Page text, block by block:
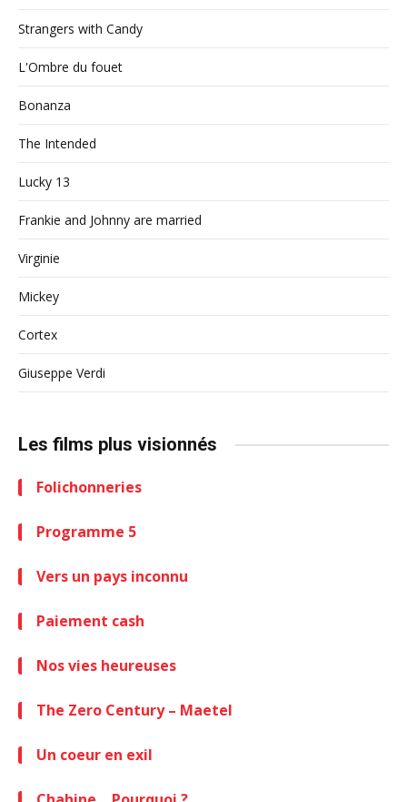
Strangers with Candy
L'Ombre du fouet
Bonanza
The Intended
Lucky 13
Frankie and Johnny are married
Virginie
Mickey
Cortex
Giuseppe Verdi
Les films plus visionnés
Folichonneries
Programme 5
Vers un pays inconnu
Paiement cash
Nos vies heureuses
The Zero Century – Maetel
Un coeur en exil